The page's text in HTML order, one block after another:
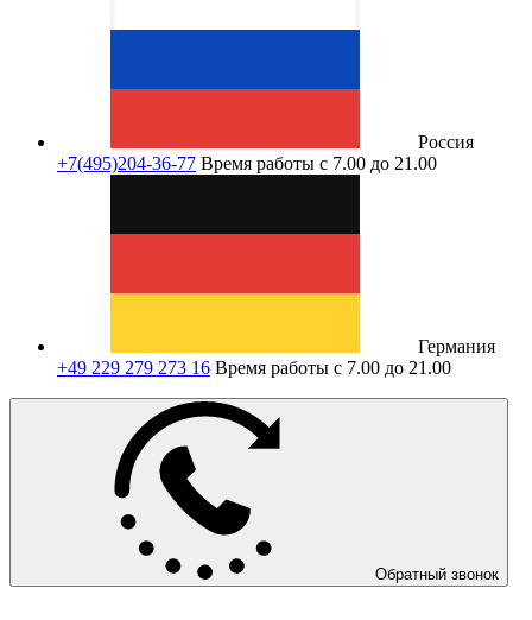
Россия
+7(495)204-36-77 Время работы с 7.00 до 21.00
Германия
+49 229 279 273 16 Время работы с 7.00 до 21.00
Обратный звонок